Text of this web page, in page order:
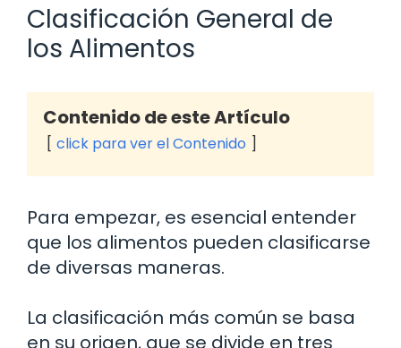
Clasificación General de
los Alimentos
Contenido de este Artículo
click para ver el Contenido
Para empezar, es esencial entender
que los alimentos pueden clasificarse
de diversas maneras.
La clasificación más común se basa
en su origen, que se divide en tres